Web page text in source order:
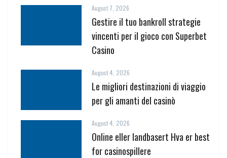
August 7, 2026
Gestire il tuo bankroll strategie
vincenti per il gioco con Superbet
Casino
August 4, 2026
Le migliori destinazioni di viaggio
per gli amanti del casinò
August 4, 2026
Online eller landbasert Hva er best
for casinospillere